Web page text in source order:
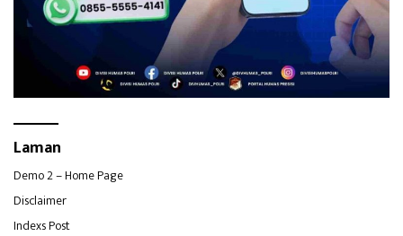
Laman
Demo 2 – Home Page
Disclaimer
Indexs Post